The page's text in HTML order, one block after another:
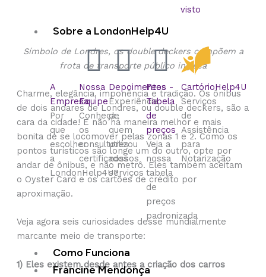
visto
Sobre a LondonHelp4U
A
Empresa
Por
que
escolher
a
LondonHelp4U?
Nossa
Equipe
Conheça
os
consultores
certificados
Depoimentos
Experiência
de
quem
utilizou
nossos
serviços
Fees -
Tabela
de
preços
Veja a
nossa
tabela
de
preços
padronizada
CartórioHelp4U
Serviços
de
Assistência
para
Notarização
Como Funciona
Francine Mendonça
Símbolo de Londres, os double deckers compõem a
frota de transporte público inglesa
Charme, elegância, imponência e tradição. Os ônibus
de dois andares de Londres, ou double deckers, são a
cara da cidade! E não há maneira melhor e mais
bonita de se locomover pelas zonas 1 e 2. Como os
pontos turísticos são longe um do outro, opte por
andar de ônibus, e não metrô. Eles também aceitam
o Oyster Card e os cartões de crédito por
aproximação.
Veja agora seis curiosidades desse mundialmente
marcante meio de transporte:
1) Eles existem desde antes a criação dos carros